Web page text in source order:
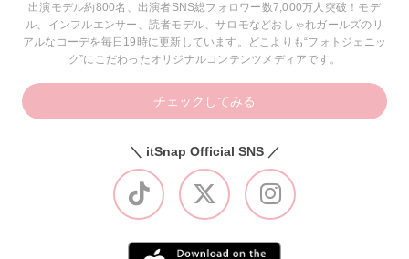
出演モデル約800名、出演者SNS総フォロワー数7,000万人突破！モデ
ル、インフルエンサー、読者モデル、サロモなどおしゃれガールズのリ
アルなコーデを毎日19時に更新しています。どこよりも“フォトジェニッ
ク”にこだわったオリジナルコンテンツメディアです。
チェックしてみる
＼ itSnap Official SNS ／